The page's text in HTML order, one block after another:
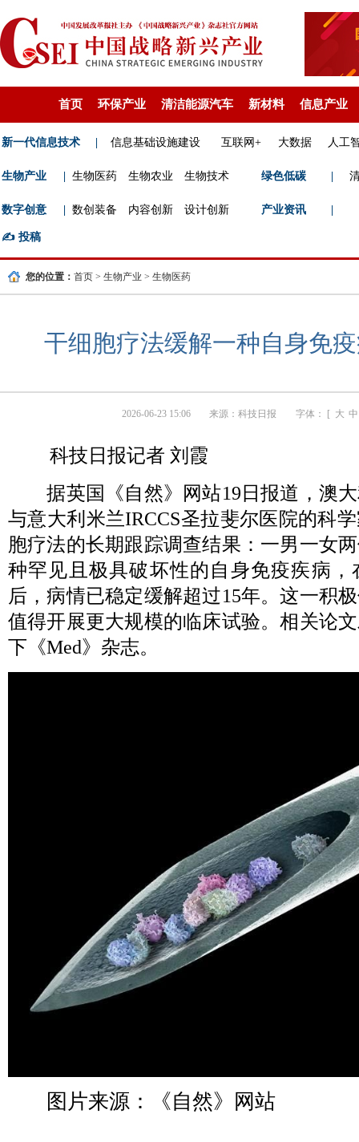
首页 环保产业 清洁能源汽车 新材料 信息产业
新一代信息技术 信息基础设施建设 互联网+ 大数据 人工
生物产业 生物医药 生物农业 生物技术 绿色低碳
数字创意 数创装备 内容创新 设计创新 产业资讯
✍️ 投稿
您的位置： 首页 > 生物产业 > 生物医药
干细胞疗法缓解一种自身免
2026-06-23 15:06 来源： 科技日报 字体： [ 大 中
科技日报记者 刘霞
据英国《自然》网站19日报道，澳大
与意大利米兰IRCCS圣拉斐尔医院的科
胞疗法的长期跟踪调查结果：一男一女
种罕见且极具破坏性的自身免疫疾病，
后，病情已稳定缓解超过15年。这一积
值得开展更大规模的临床试验。相关论
下《Med》杂志。
图片来源：《自然》网站